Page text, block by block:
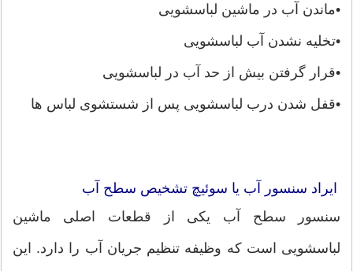
•ماندن آب در ماشین لباسشویی
•تخلیه نشدن آب لباسشویی
•قرار گرفتن بیش از حد آب در لباسشویی
•قفل شدن درب لباسشویی پس از شستشوی لباس ها
ایراد سنسور آب یا سوئیچ تشخیص سطح آب
سنسور سطح آب یکی از قطعات اصلی ماشین
لباسشویی است که وظیفه تنظیم جریان آب را دارد. این